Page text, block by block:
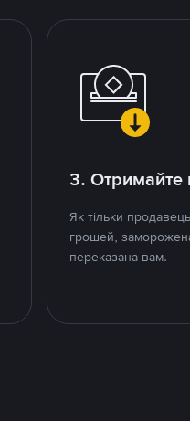
3. Отримайте
Як тільки
грошей,
переказана вам.